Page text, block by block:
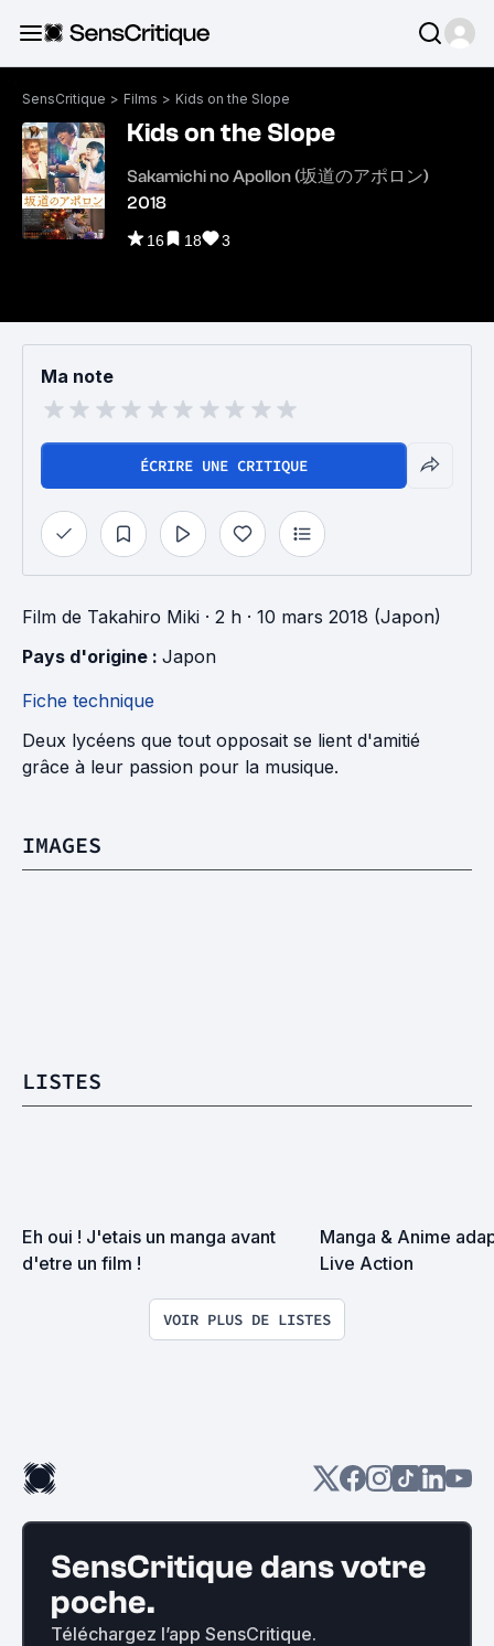
SensCritique > Films > Kids on the Slope
Kids on the Slope
Sakamichi no Apollon (坂道のアポロン)
2018
16 18 3
Ma note
ÉCRIRE UNE CRITIQUE
Film de Takahiro Miki · 2 h · 10 mars 2018 (Japon)
Pays d'origine : Japon
Fiche technique
Deux lycéens que tout opposait se lient d'amitié
grâce à leur passion pour la musique.
IMAGES
LISTES
Eh oui ! J'etais un manga avant
d'etre un film !
Manga & Anime
Live Action
VOIR PLUS DE LISTES
SensCritique dans votre
poche.
Téléchargez l’app SensCritique.